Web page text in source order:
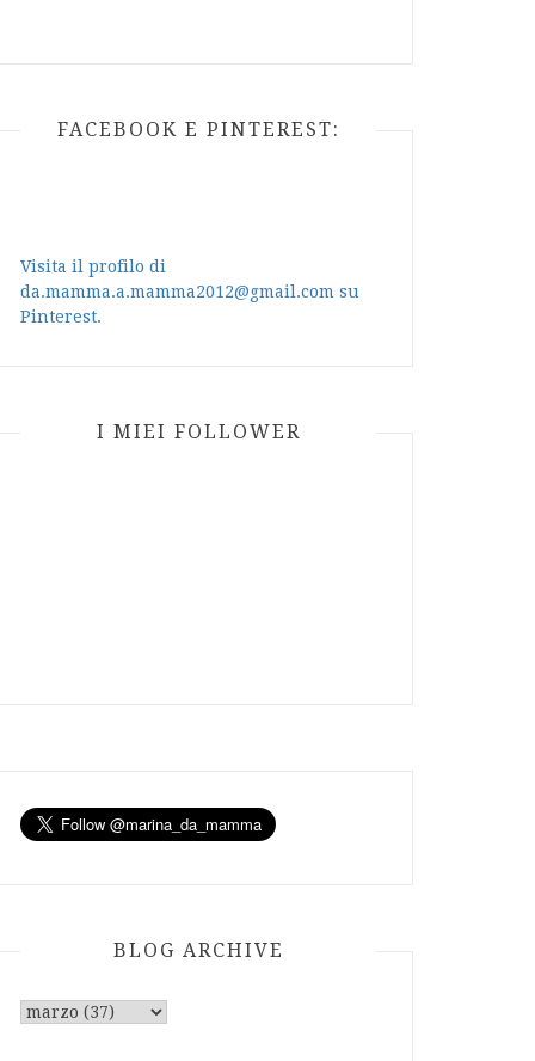
FACEBOOK E PINTEREST:
Visita il profilo di
da.mamma.a.mamma2012@gmail.com su
Pinterest.
I MIEI FOLLOWER
BLOG ARCHIVE